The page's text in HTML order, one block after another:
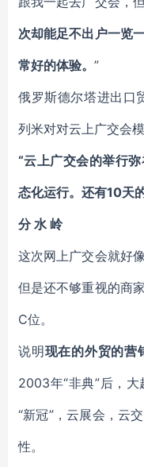
次却能足不出户一览
常好的体验。 ”
俄罗斯德尔塔进出口
列米对对云上广交会
“云上广交会的举行
态化运行。还有10天
分 水 岭
这次网上广交会就好
但是还不够重视的商
C位。
说明现在的外贸的营
2003年“非典”后，
“新冠”，云展会，云
性。